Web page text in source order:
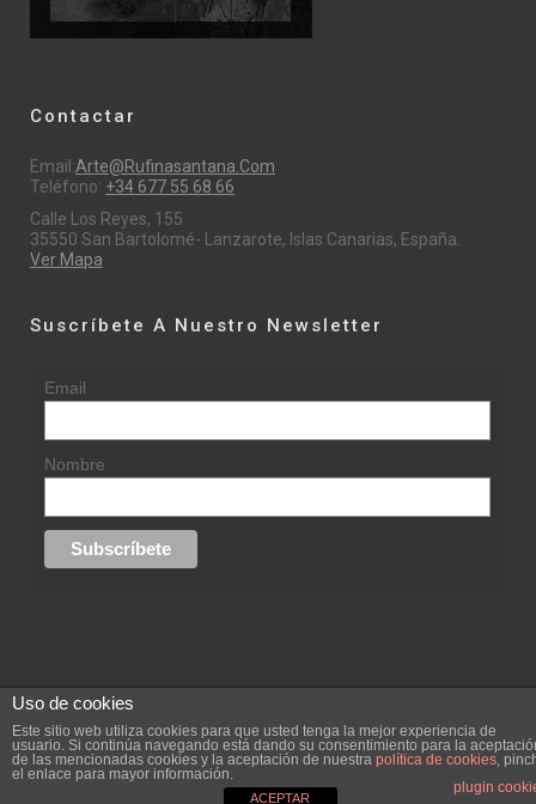
Contactar
Email:Arte@rufinasantana.com
Teléfono: +34 677 55 68 66
Calle Los Reyes, 155
35550 San Bartolomé- Lanzarote, Islas Canarias, España.
Ver Mapa
Suscríbete A Nuestro Newsletter
Email
Nombre
replica rolex datejust replica rolex day date
Creada por
Uso de cookies
Este sitio web utiliza cookies para que usted tenga la mejor experiencia de
usuario. Si continúa navegando está dando su consentimiento para la
de las mencionadas cookies y la aceptación de nuestra política de cookies,
el enlace para mayor información.
plugin
ACEPTAR